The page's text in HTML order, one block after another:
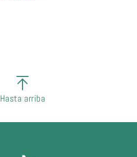
Hasta arriba